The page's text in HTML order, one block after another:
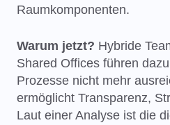
Raumkomponenten.
Warum jetzt? Hybride
Shared Offices führen
Prozesse nicht mehr
ermöglicht Transparenz,
Laut einer Analyse ist die